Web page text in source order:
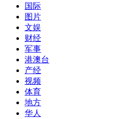
国际
图片
文娱
财经
军事
港澳台
产经
视频
体育
地方
华人